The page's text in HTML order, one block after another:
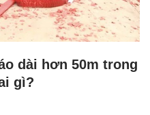
dài hơn 50m trong
gì?